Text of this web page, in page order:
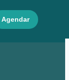
Agendar